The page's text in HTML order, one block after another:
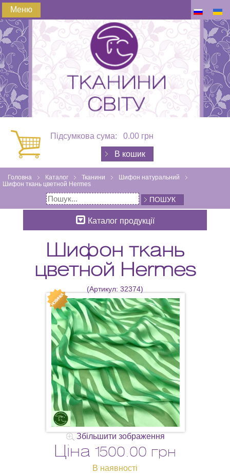
Меню
Підсумкова сума: 0.00 грн
В кошик
Головна Каталог Тканини
Шифон натуральний
Шифон ткань цветной Hermes
ПОШУК
Каталог продукції
Шифон ткань
цветной Hermes
(Артикул: 32374)
Збільшити зображення
Ціна 1500.00 грн
В наявності